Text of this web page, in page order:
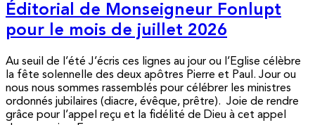
Éditorial de Monseigneur Fonlupt
pour le mois de juillet 2026
Au seuil de l’été J’écris ces lignes au jour ou l’Eglise célèbre
la fête solennelle des deux apôtres Pierre et Paul. Jour ou
nous nous sommes rassemblés pour célébrer les ministres
ordonnés jubilaires (diacre, évêque, prêtre). Joie de rendre
grâce pour l’appel reçu et la fidélité de Dieu à cet appel